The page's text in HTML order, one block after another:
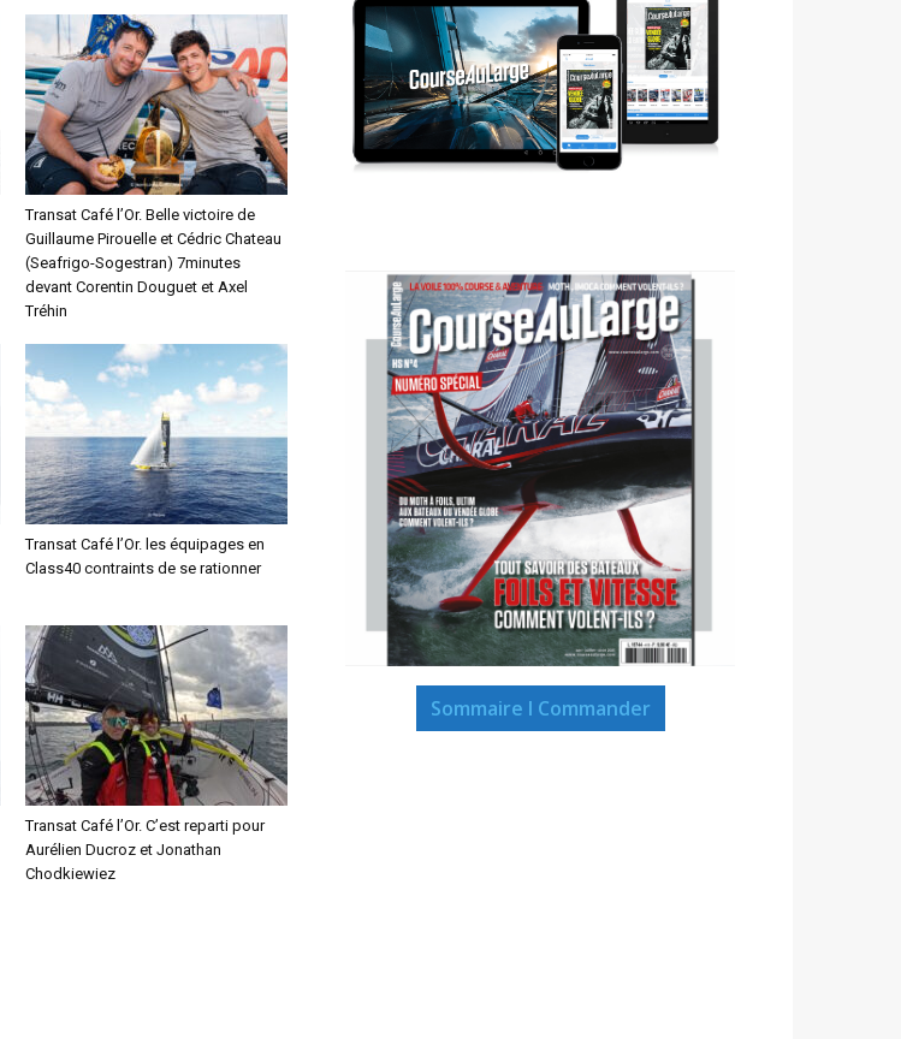
Transat Café l’Or. Belle victoire de
Guillaume Pirouelle et Cédric Chateau
(Seafrigo-Sogestran) 7minutes
devant Corentin Douguet et Axel
Tréhin
Transat Café l’Or. les équipages en
Class40 contraints de se rationner
Transat Café l’Or. C’est reparti pour
Aurélien Ducroz et Jonathan
Chodkiewiez
Sommaire I Commander